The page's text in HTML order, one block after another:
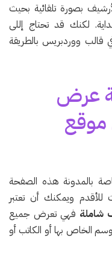
بصورة تلقائية بحيث
لكنك قد تحتاج إللى
ووردبريس بالطريقة
عرض
موقع
بالمدونة هذه الصفحة
ويمكنك أن تعتبر
شاملة فهي تعرض جميع
الخاص بها أو الكاتب أو